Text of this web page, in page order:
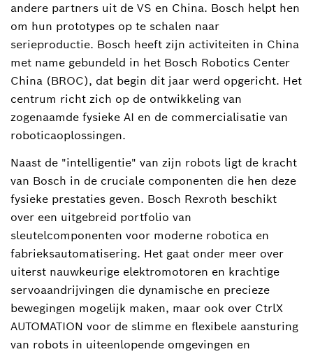
andere partners uit de VS en China. Bosch helpt hen
om hun prototypes op te schalen naar
serieproductie. Bosch heeft zijn activiteiten in China
met name gebundeld in het Bosch Robotics Center
China (BROC), dat begin dit jaar werd opgericht. Het
centrum richt zich op de ontwikkeling van
zogenaamde fysieke AI en de commercialisatie van
roboticaoplossingen.
Naast de "intelligentie" van zijn robots ligt de kracht
van Bosch in de cruciale componenten die hen deze
fysieke prestaties geven. Bosch Rexroth beschikt
over een uitgebreid portfolio van
sleutelcomponenten voor moderne robotica en
fabrieksautomatisering. Het gaat onder meer over
uiterst nauwkeurige elektromotoren en krachtige
servoaandrijvingen die dynamische en precieze
bewegingen mogelijk maken, maar ook over CtrlX
AUTOMATION voor de slimme en flexibele aansturing
van robots in uiteenlopende omgevingen en